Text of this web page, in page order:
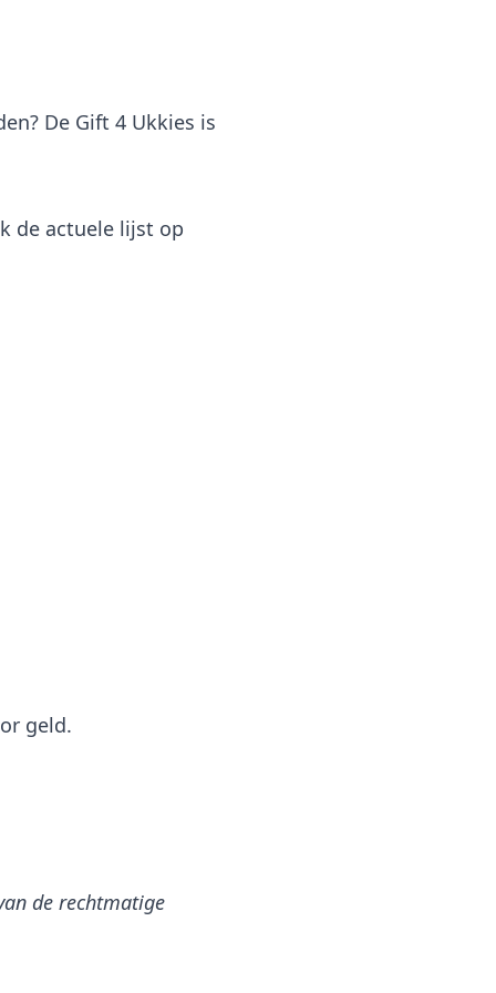
De Gift 4 Ukkies is
de actuele lijst op
geld.
de rechtmatige